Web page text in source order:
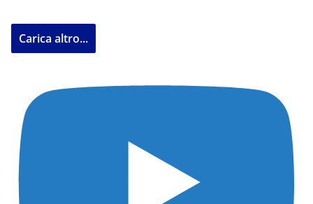
Carica altro...